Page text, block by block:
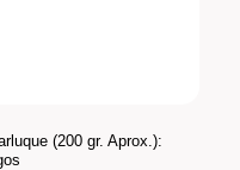
(200 gr. Aprox.):